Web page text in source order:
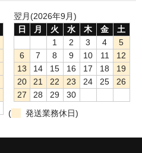
翌月(2026年9月)
日
月 火 水 木 金
土
1
2 3 4
5
6
7 8 9 10 11
12
13
14 15 16 17 18
19
20
21 22 23 24 25
26
27
28 29
30
(
発送業務休日)